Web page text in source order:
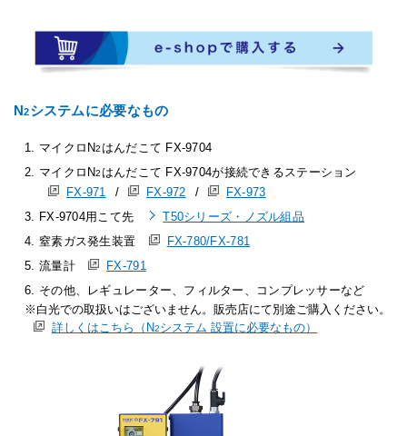
N2システムに必要なもの
マイクロN2 はんだこて FX-9704
マイクロN2 はんだこて FX-9704が接続できるステーション
FX-971
/ FX-972 /
FX-973
FX-9704用こて先
T50シリーズ・ノズル組品
窒素ガス発生装置
FX-780/FX-781
流量計
FX-791
その他、レギュレーター、フィルター、コンプレッサーなど
白光での取扱いはございません。販売店にて別途ご購入ください。
詳しくはこちら（N2システム 設置に必要なもの）